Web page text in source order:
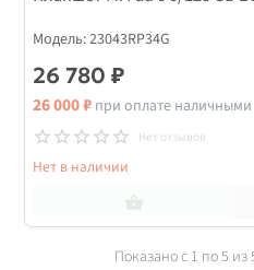
Модель: 23043RP34G
26 780 ₽
26 000 ₽ при оплате наличными
Нет отзывов
Нет в наличии
Показано с 1 по5 из